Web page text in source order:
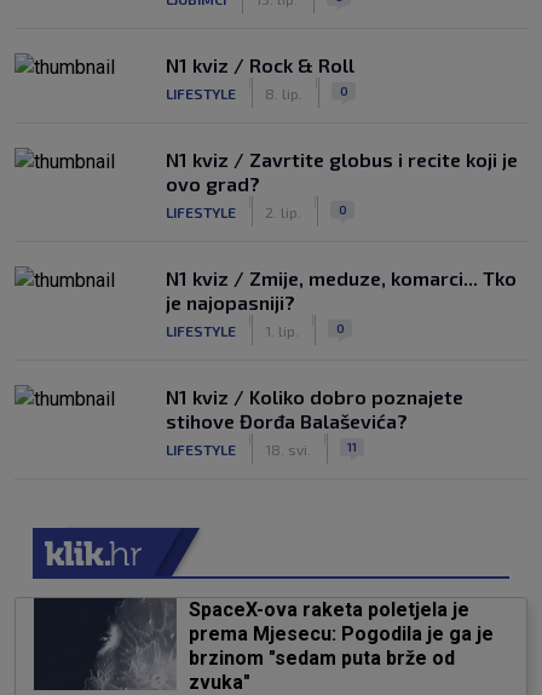
N1 kviz / Rock & Roll
LIFESTYLE 8. lip. 0
N1 kviz / Zavrtite globus i recite koji je
ovo grad?
LIFESTYLE 2. lip. 0
N1 kviz / Zmije, meduze, komarci... Tko
je najopasniji?
LIFESTYLE 1. lip. 0
N1 kviz / Koliko dobro poznajete
stihove Đorđa Balaševića?
LIFESTYLE 18. svi. 11
SpaceX-ova raketa poletjela je
prema Mjesecu: Pogodila je ga je
brzinom "sedam puta brže od
zvuka"